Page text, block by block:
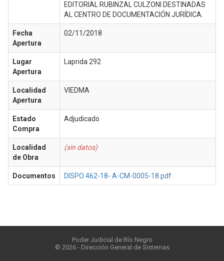
EDITORIAL RUBINZAL CULZONI DESTINADAS
AL CENTRO DE DOCUMENTACIÓN JURÍDICA.
Fecha
Apertura
02/11/2018
Lugar
Apertura
Laprida 292
Localidad
Apertura
VIEDMA
Estado
Compra
Adjudicado
Localidad
de Obra
(sin datos)
Documentos DISPO 462-18- A-CM-0005-18.pdf